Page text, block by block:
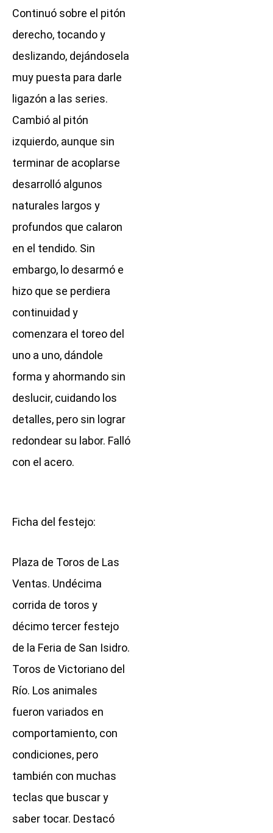
Continuó sobre el pitón
derecho, tocando y
deslizando, dejándosela
muy puesta para darle
ligazón a las series.
Cambió al pitón
izquierdo, aunque sin
terminar de acoplarse
desarrolló algunos
naturales largos y
profundos que calaron
en el tendido. Sin
embargo, lo desarmó e
hizo que se perdiera
continuidad y
comenzara el toreo del
uno a uno, dándole
forma y ahormando sin
deslucir, cuidando los
detalles, pero sin lograr
redondear su labor. Falló
con el acero.
Ficha del festejo:
Plaza de Toros de Las
Ventas. Undécima
corrida de toros y
décimo tercer festejo
de la Feria de San Isidro.
Toros de Victoriano del
Río. Los animales
fueron variados en
comportamiento, con
condiciones, pero
también con muchas
teclas que buscar y
saber tocar. Destacó